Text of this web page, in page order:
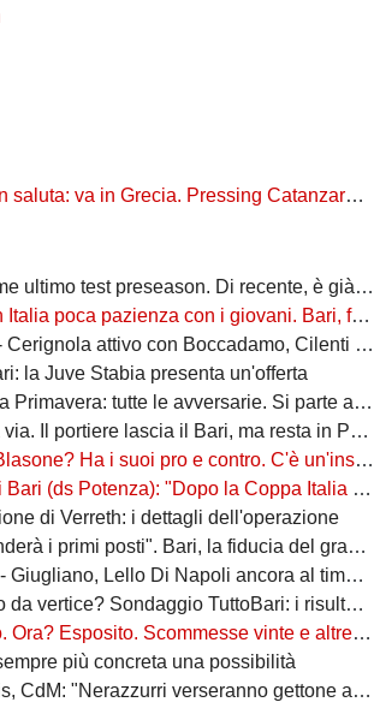
Pressing Catanzaro per Dorval, Vicari piace ad una pugliese
test preseason. Di recente, è già successo due volte
con i giovani. Bari, fai la cosa più bella: ti spiego come”
Cilenti e Padula. Casertana su Antonio Ferrara. Della Morte piace al Foggia
la Juve Stabia presenta un'offerta
tutte le avversarie. Si parte a settembre
Il portiere lascia il Bari, ma resta in Puglia
pro e contro. C'è un'insidia enorme: favoriti sì, ma non basta”
la Coppa Italia vinta, vogliamo infastidire ancora. Vi nomino qualche nostro giovane"
di Verreth: i dettagli dell'operazione
i primi posti". Bari, la fiducia del grande ex
ancora al timone: il re delle salvezze vuole evitare un'altra stagione da brividi
Sondaggio TuttoBari: i risultati provvisori
Scommesse vinte e altre perse sull'asse Napoli-Bari
più concreta una possibilità
verseranno gettone al Bari. E verrà girato al Comune"